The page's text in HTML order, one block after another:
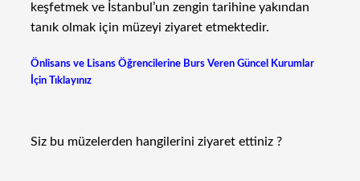
keşfetmek ve İstanbul’un zengin tarihine yakından
tanık olmak için müzeyi ziyaret etmektedir.
Önlisans ve Lisans Öğrencilerine Burs Veren Güncel Kurumlar
İçin Tıklayınız
Siz bu müzelerden hangilerini ziyaret ettiniz ?